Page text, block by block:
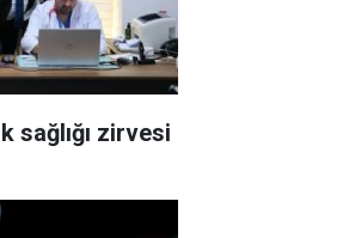
sağlığı zirvesi